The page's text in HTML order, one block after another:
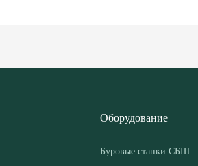
Оборудование
Буровые станки СБШ